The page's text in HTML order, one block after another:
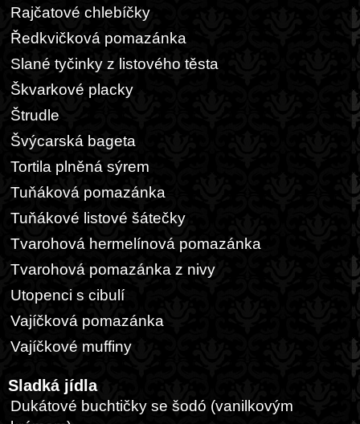
Rajčatové chlebíčky
Ředkvičková pomazánka
Slané tyčinky z listového těsta
Škvarkové placky
Štrudle
Švýcarská bageta
Tortila plněná sýrem
Tuňáková pomazánka
Tuňákové listové šátečky
Tvarohová hermelínová pomazánka
Tvarohová pomazánka z nivy
Utopenci s cibulí
Vajíčková pomazánka
Vajíčkové muffiny
Sladká jídla
Dukátové buchtičky se šodó (vanilkovým